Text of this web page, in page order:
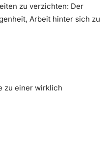
zu verzichten: Der
Arbeit hinter sich zu
zu einer wirklich